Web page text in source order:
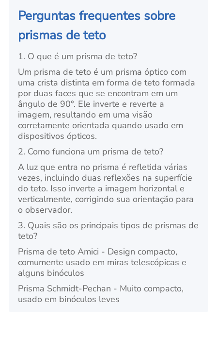
Perguntas frequentes sobre
prismas de teto
1. O que é um prisma de teto?
Um prisma de teto é um prisma óptico com
uma crista distinta em forma de teto formada
por duas faces que se encontram em um
ângulo de 90°. Ele inverte e reverte a
imagem, resultando em uma visão
corretamente orientada quando usado em
dispositivos ópticos.
2. Como funciona um prisma de teto?
A luz que entra no prisma é refletida várias
vezes, incluindo duas reflexões na superfície
do teto. Isso inverte a imagem horizontal e
verticalmente, corrigindo sua orientação para
o observador.
3. Quais são os principais tipos de prismas de
teto?
Prisma de teto Amici - Design compacto,
comumente usado em miras telescópicas e
alguns binóculos
Prisma Schmidt-Pechan - Muito compacto,
usado em binóculos leves